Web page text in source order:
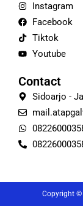
Instagram
Facebook
Tiktok
Youtube
Contact
Sidoarjo -
Copyright ©